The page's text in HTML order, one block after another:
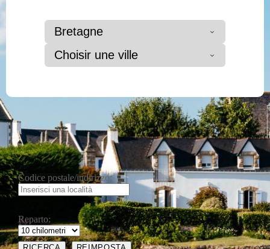
Bretagne
Choisir une ville
Codice postale/indirizzo:
Reparto: